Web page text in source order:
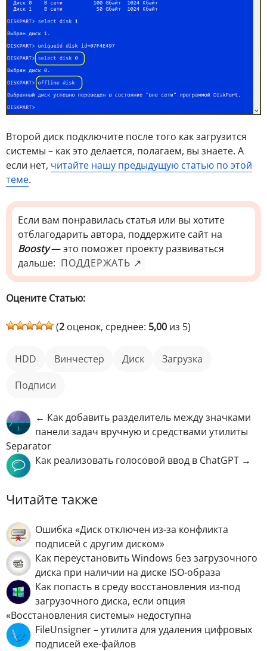
Второй диск подключите после того как загрузится
системы – как это делается, полагаем, вы знаете. А
если нет, читайте нашу предыдущую статью по этой
теме.
Если вам понравилась статья или вы хотите
отблагодарить автора, поддержите сайт на
Boosty— это поможет проекту развиваться
дальше: ПОДДЕРЖАТЬ ↗
Оцените Статью:
(2 оценок, среднее: 5,00 из 5)
HDD винчестер диск
загрузка
подписи
← Как добавить разделитель между значками
панели задач вручную и средствами утилиты
Separator
Как реализовать голосовой ввод в ChatGPT →
Читайте также
Ошибка «Диск отключен из-за конфликта
подписей с другим диском»
Как переустановить Windows без загрузочного
диска при наличии на диске ISO-образа
Как попасть в среду восстановления из-под
загрузочного диска, если опция
«Восстановления системы» недоступна
FileUnsigner – утилита для удаления цифровых
подписей exe-файлов